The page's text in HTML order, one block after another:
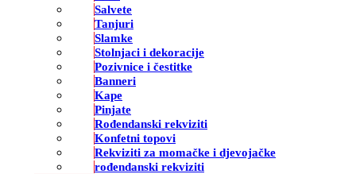
Salvete
Tanjuri
Slamke
Stolnjaci i dekoracije
Pozivnice i čestitke
Banneri
Kape
Pinjate
Rođendanski rekviziti
Konfetni topovi
Rekviziti za momačke i djevojačke
rođendanski rekviziti